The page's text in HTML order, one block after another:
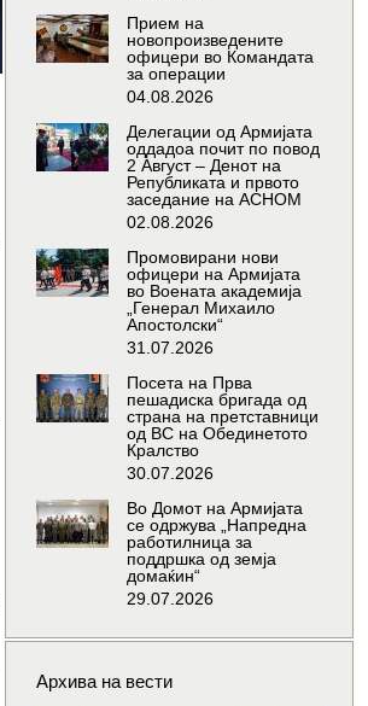
Прием на
новопроизведените
офицери во Командата
за операции
04.08.2026
Делегации од Армијата
оддадоа почит по повод
2 Август – Денот на
Републиката и првото
заседание на АСНОМ
02.08.2026
Промовирани нови
офицери на Армијата
во Воената академија
„Генерал Михаило
Апостолски“
31.07.2026
Посета на Прва
пешадиска бригада од
страна на претставници
од ВС на Обединетото
Кралство
30.07.2026
Во Домот на Армијата
се одржува „Напредна
работилница за
поддршка од земја
домаќин“
29.07.2026
Архива на вести